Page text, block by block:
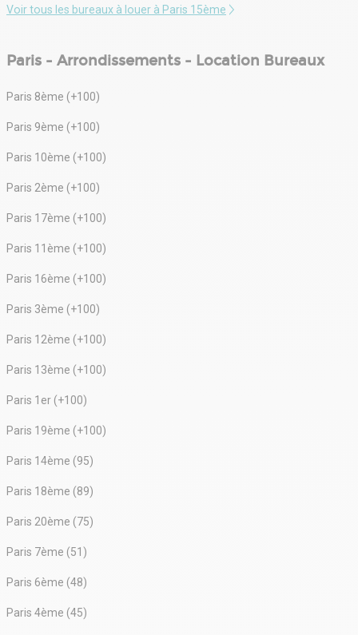
Voir tous les bureaux à louer à Paris 15ème
Paris - Arrondissements - Location Bureaux
Paris 8ème (+100)
Paris 9ème (+100)
Paris 10ème (+100)
Paris 2ème (+100)
Paris 17ème (+100)
Paris 11ème (+100)
Paris 16ème (+100)
Paris 3ème (+100)
Paris 12ème (+100)
Paris 13ème (+100)
Paris 1er (+100)
Paris 19ème (+100)
Paris 14ème (95)
Paris 18ème (89)
Paris 20ème (75)
Paris 7ème (51)
Paris 6ème (48)
Paris 4ème (45)